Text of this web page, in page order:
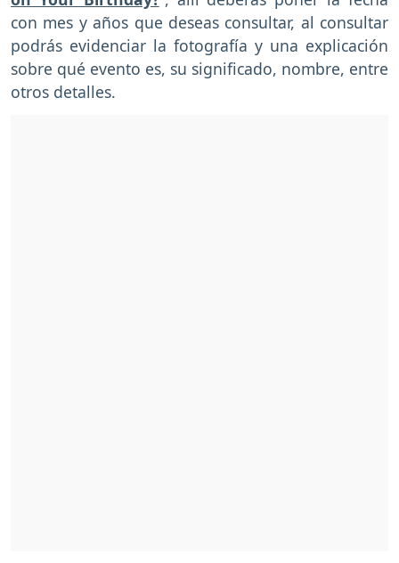
con mes y años que deseas consultar, al consultar
podrás evidenciar la fotografía y una explicación
sobre qué evento es, su significado, nombre, entre
otros detalles.